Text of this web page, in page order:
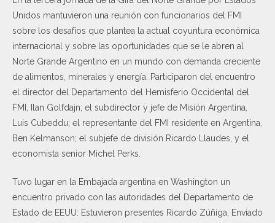
Unidos mantuvieron una reunión con funcionarios del FMI
sobre los desafíos que plantea la actual coyuntura económica
internacional y sobre las oportunidades que se le abren al
Norte Grande Argentino en un mundo con demanda creciente
de alimentos, minerales y energía. Participaron del encuentro
el director del Departamento del Hemisferio Occidental del
FMI, Ilan Golfdajn; el subdirector y jefe de Misión Argentina,
Luis Cubeddu; el representante del FMI residente en Argentina,
Ben Kelmanson; el subjefe de división Ricardo Llaudes, y el
economista senior Michel Perks.
Tuvo lugar en la Embajada argentina en Washington un
encuentro privado con las autoridades del Departamento de
Estado de EEUU: Estuvieron presentes Ricardo Zúñiga, Enviado